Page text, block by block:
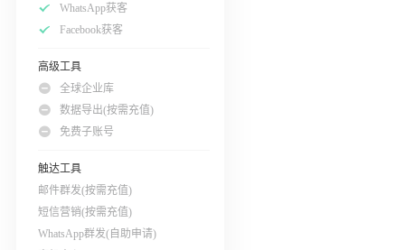
WhatsApp获客
Facebook获客
高级工具
全球企业库
数据导出(按需充值)
免费子账号
触达工具
邮件群发(按需充值)
短信营销(按需充值)
WhatsApp群发(自助申请)